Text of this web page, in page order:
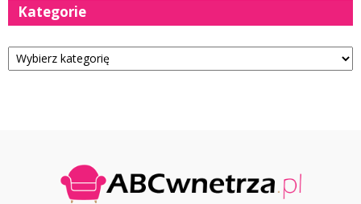
Kategorie
Kategorie